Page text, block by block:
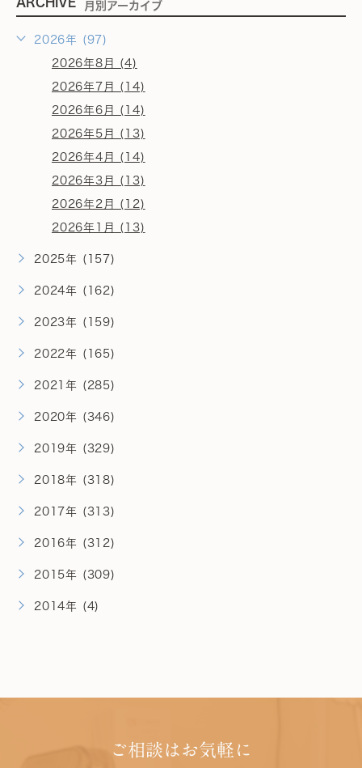
月別アーカイブ
2026年 (97)
2026年8月 (4)
2026年7月 (14)
2026年6月 (14)
2026年5月 (13)
2026年4月 (14)
2026年3月 (13)
2026年2月 (12)
2026年1月 (13)
2025年 (157)
2024年 (162)
2023年 (159)
2022年 (165)
2021年 (285)
2020年 (346)
2019年 (329)
2018年 (318)
2017年 (313)
2016年 (312)
2015年 (309)
2014年 (4)
ご相談はお気軽に